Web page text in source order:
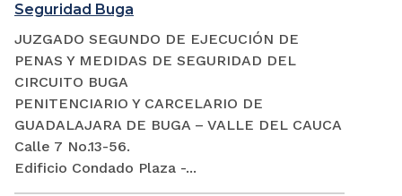
Seguridad Buga
JUZGADO SEGUNDO DE EJECUCIÓN DE
PENAS Y MEDIDAS DE SEGURIDAD DEL
CIRCUITO BUGA
PENITENCIARIO Y CARCELARIO DE
GUADALAJARA DE BUGA – VALLE DEL CAUCA
Calle 7 No.13-56.
Edificio Condado Plaza -...